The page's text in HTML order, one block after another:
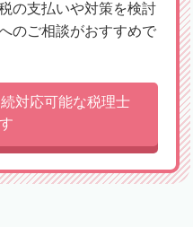
の支払いや対策を検討
のご相談がおすすめで
対応可能な税理士